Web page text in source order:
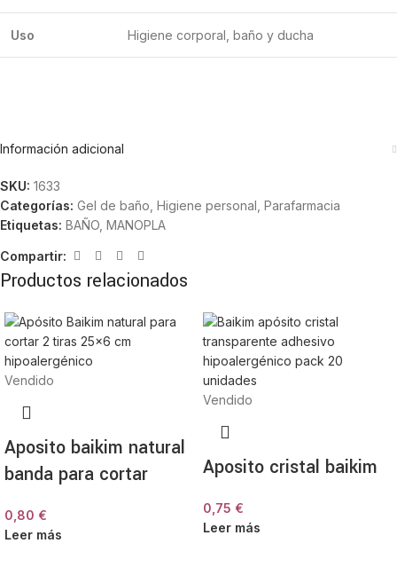
Uso Higiene corporal, baño y ducha
Información adicional
SKU: 1633
Categorías: Gel de baño Higiene personal Parafarmacia
Etiquetas: BAÑO MANOPLA
Compartir:
Productos relacionados
Vendido
Aposito baikim natural
banda para cortar
0,80 €
Leer más
Vendido
Aposito cristal baikim
0,75 €
Leer más